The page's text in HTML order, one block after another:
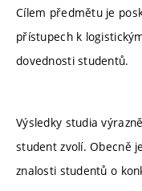
Cílem předmětu je
přístupech k
dovednosti studentů.
Výsledky studia
student zvolí. Obecně
znalosti studentů o